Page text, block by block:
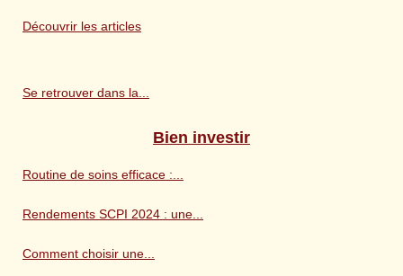
Découvrir les articles
Se retrouver dans la...
Bien investir
Routine de soins efficace :...
Rendements SCPI 2024 : une...
Comment choisir une...